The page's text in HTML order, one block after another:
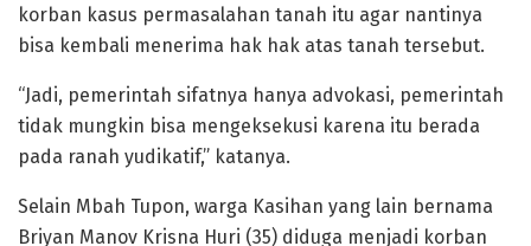
korban kasus permasalahan tanah itu agar nantinya
bisa kembali menerima hak hak atas tanah tersebut.
“Jadi, pemerintah sifatnya hanya advokasi, pemerintah
tidak mungkin bisa mengeksekusi karena itu berada
pada ranah yudikatif,” katanya.
Selain Mbah Tupon, warga Kasihan yang lain bernama
Briyan Manov Krisna Huri (35) diduga menjadi korban